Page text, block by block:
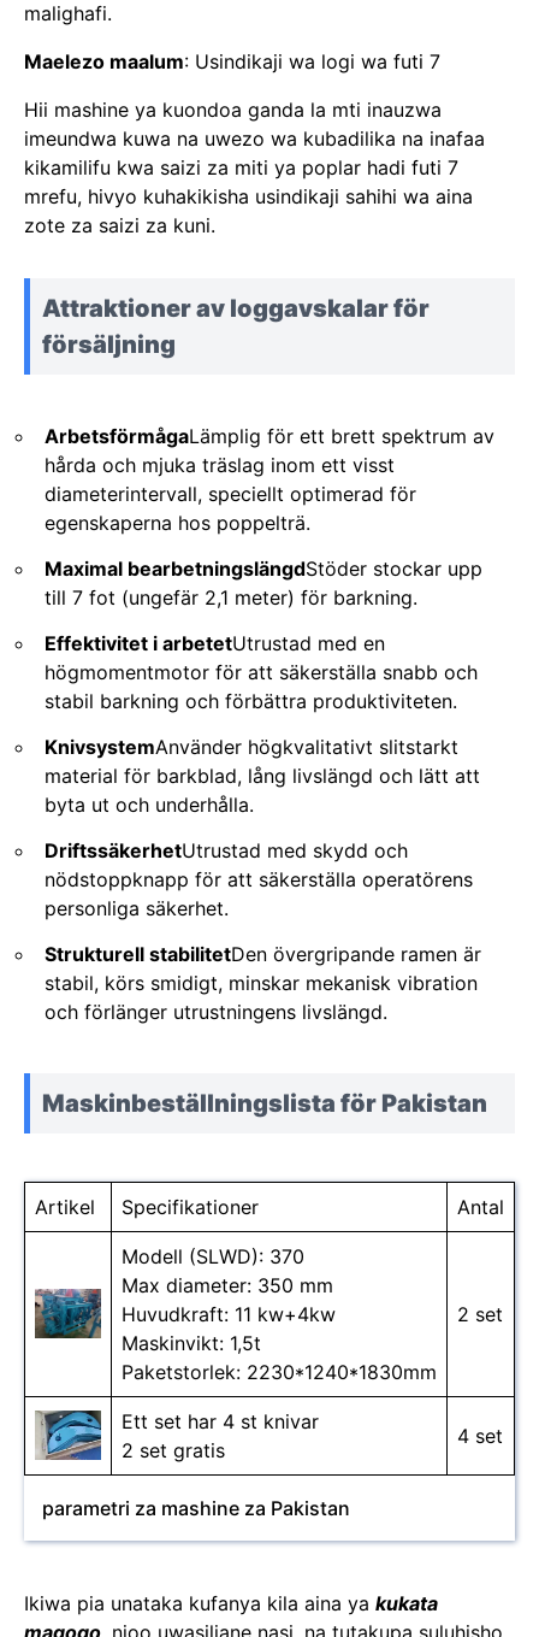
malighafi.
Maelezo maalum: Usindikaji wa logi wa futi 7
Hii mashine ya kuondoa ganda la mti inauzwa
imeundwa kuwa na uwezo wa kubadilika na inafaa
kikamilifu kwa saizi za miti ya poplar hadi futi 7
mrefu, hivyo kuhakikisha usindikaji sahihi wa aina
zote za saizi za kuni.
Attraktioner av loggavskalar för
försäljning
ArbetsförmågaLämplig för ett brett spektrum av
hårda och mjuka träslag inom ett visst
diameterintervall, speciellt optimerad för
egenskaperna hos poppelträ.
Maximal bearbetningslängdStöder stockar upp
till 7 fot (ungefär 2,1 meter) för barkning.
Effektivitet i arbetetUtrustad med en
högmomentmotor för att säkerställa snabb och
stabil barkning och förbättra produktiviteten.
KnivsystemAnvänder högkvalitativt slitstarkt
material för barkblad, lång livslängd och lätt att
byta ut och underhålla.
DriftssäkerhetUtrustad med skydd och
nödstoppknapp för att säkerställa operatörens
personliga säkerhet.
Strukturell stabilitetDen övergripande ramen är
stabil, körs smidigt, minskar mekanisk vibration
och förlänger utrustningens livslängd.
Maskinbeställningslista för Pakistan
Artikel Specifikationer Antal
Modell (SLWD): 370
Max diameter: 350 mm
Huvudkraft: 11 kw+4kw
Maskinvikt: 1,5t
Paketstorlek: 2230*1240*1830mm
2 set
Ett set har 4 st knivar
2 set gratis
4 set
parametri za mashine za Pakistan
Ikiwa pia unataka kufanya kila aina ya kukata
magogo , njoo uwasiliane nasi, na tutakupa suluhisho